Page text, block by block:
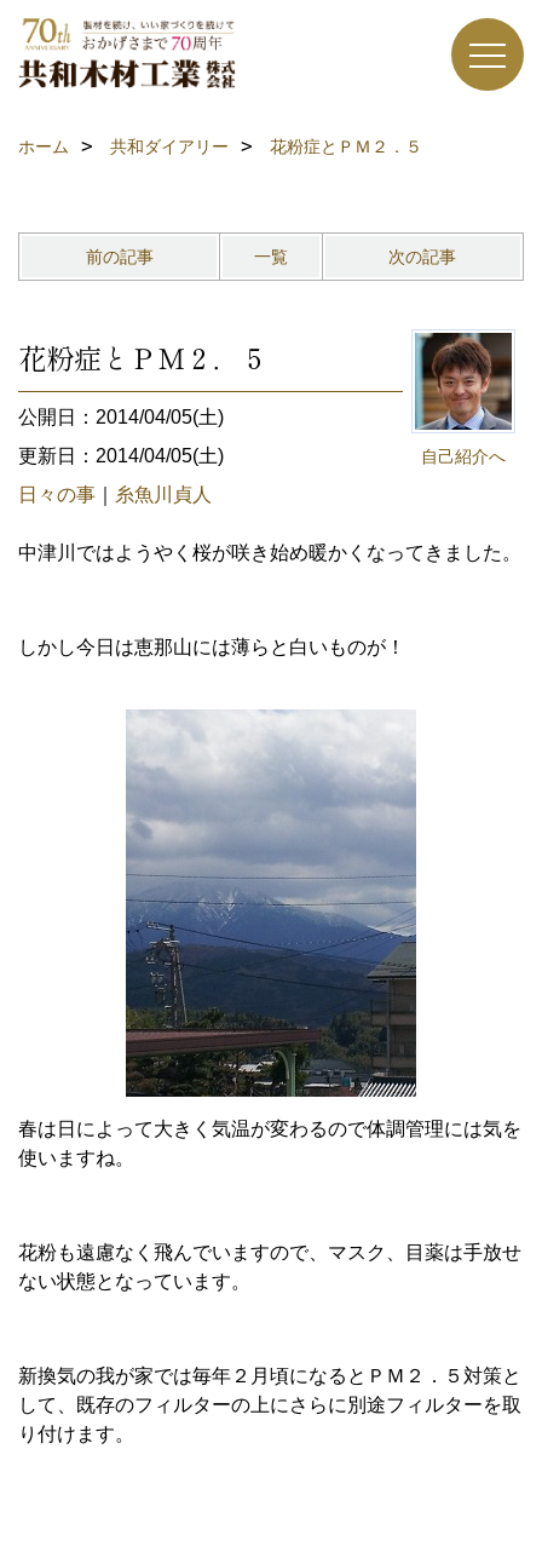
ホーム 共和ダイアリー 花粉症とＰＭ２．５
前の記事 一覧 次の記事
自己紹介へ
花粉症とＰＭ２．５
公開日：2014/04/05(土)
更新日：2014/04/05(土)
日々の事
糸魚川貞人
中津川ではようやく桜が咲き始め暖かくなってきました。
しかし今日は恵那山には薄らと白いものが！
春は日によって大きく気温が変わるので体調管理には気を
使いますね。
花粉も遠慮なく飛んでいますので、マスク、目薬は手放せ
ない状態となっています。
新換気の我が家では毎年２月頃になるとＰＭ２．５対策と
して、既存のフィルターの上にさらに別途フィルターを取
り付けます。